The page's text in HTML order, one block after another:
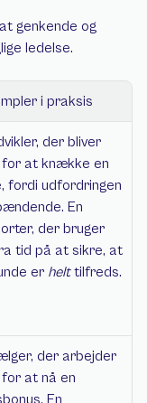
genkende og
ledelse.
i praksis
der bliver
at knække en
fordi udfordringen
En
der bruger
tid på at sikre, at
er helt tilfreds.
der arbejder
at nå en
En